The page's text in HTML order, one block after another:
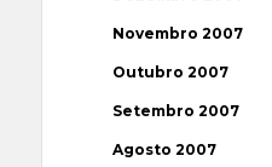
Novembro 2007
Outubro 2007
Setembro 2007
Agosto 2007